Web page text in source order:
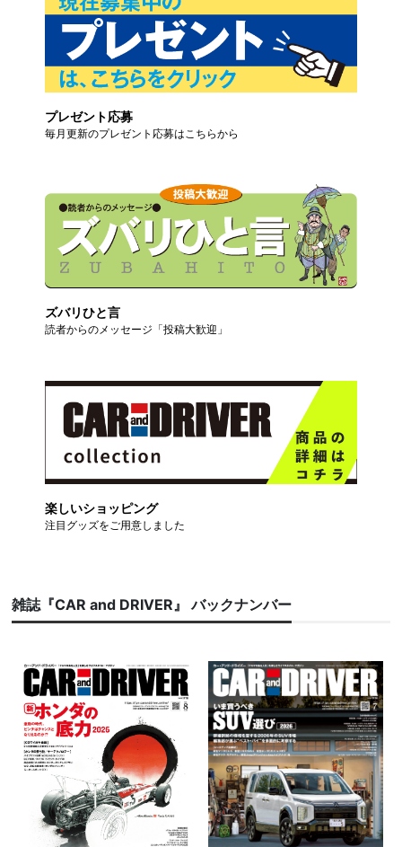
プレゼント応募
毎月更新のプレゼント応募はこちらから
ズバリひと言
読者からのメッセージ「投稿大歓迎」
楽しいショッピング
注目グッズをご用意しました
雑誌『CAR and DRIVER』 バックナンバー